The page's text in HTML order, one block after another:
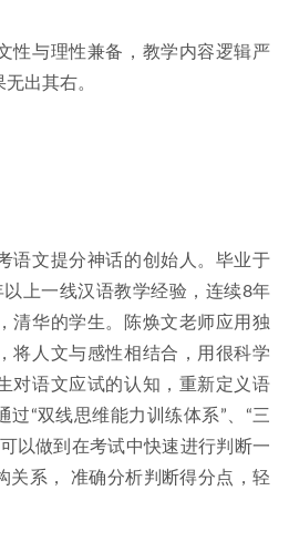
性与理性兼备，教学内容逻辑严
出其右。
语文提分神话的创始人。毕业于
上一线汉语教学经验，连续8年
清华的学生。陈焕文老师应用独
将人文与感性相结合，用很科学
对语文应试的认知，重新定义语
“双线思维能力训练体系”、“三
以做到在考试中快速进行判断一
关系， 准确分析判断得分点，轻